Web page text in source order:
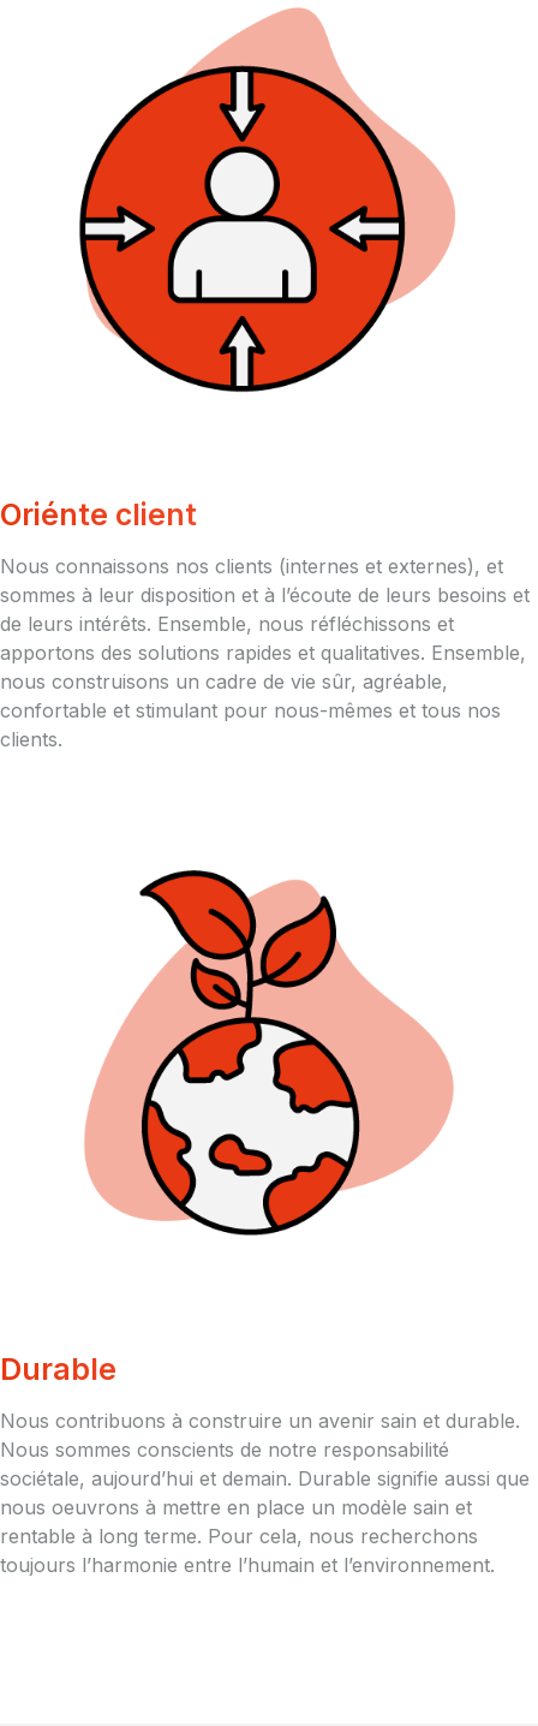
Oriénte client
Nous connaissons nos clients (internes et externes), et
sommes à leur disposition et à l’écoute de leurs besoins et
de leurs intérêts. Ensemble, nous réfléchissons et
apportons des solutions rapides et qualitatives. Ensemble,
nous construisons un cadre de vie sûr, agréable,
confortable et stimulant pour nous-mêmes et tous nos
clients.
Durable
Nous contribuons à construire un avenir sain et durable.
Nous sommes conscients de notre responsabilité
sociétale, aujourd’hui et demain. Durable signifie aussi que
nous oeuvrons à mettre en place un modèle sain et
rentable à long terme. Pour cela, nous recherchons
toujours l’harmonie entre l’humain et l’environnement.